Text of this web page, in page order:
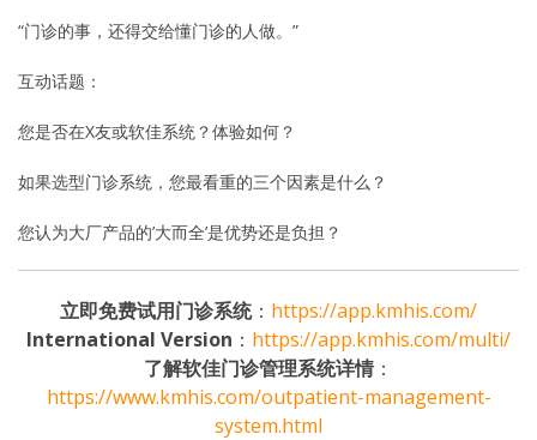
“门诊的事，还得交给懂门诊的人做。”
互动话题：
您是否在X友或软佳系统？体验如何？
如果选型门诊系统，您最看重的三个因素是什么？
您认为大厂产品的’大而全’是优势还是负担？
立即免费试用门诊系统： https://app.kmhis.com/
International Version ： https://app.kmhis.com/multi/
了解软佳门诊管理系统详情：
https://www.kmhis.com/outpatient-management-
system.html